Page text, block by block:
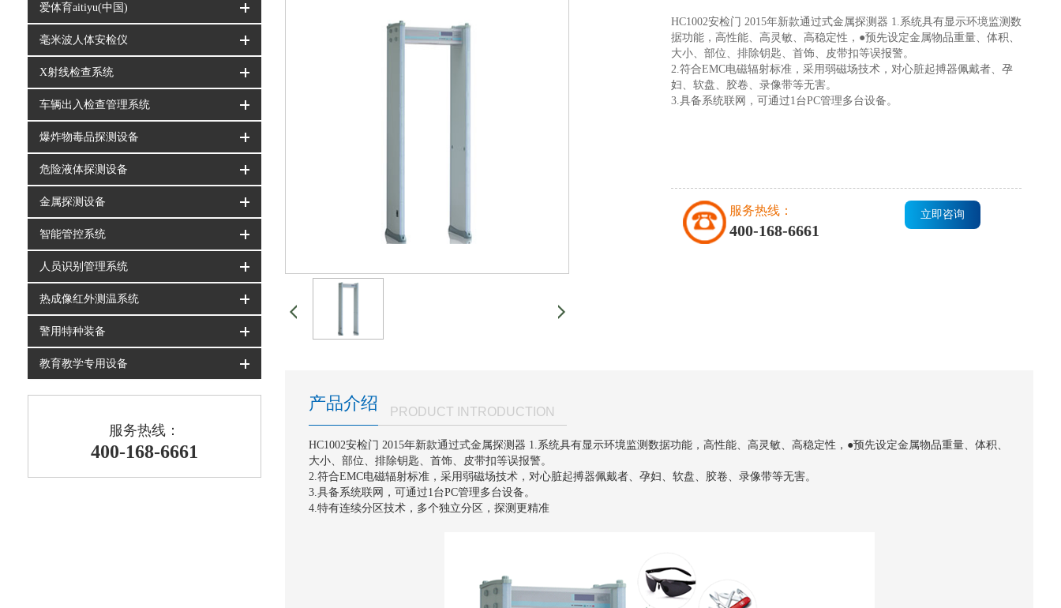
爱体育aitiyu(中国)
毫米波人体安检仪
X射线检查系统
车辆出入检查管理系统
爆炸物毒品探测设备
危险液体探测设备
金属探测设备
智能管控系统
人员识别管理系统
热成像红外测温系统
警用特种装备
教育教学专用设备
服务热线：
400-168-6661
HC1002安检门 2015年新款通过式金属探测器 1.系统具有显示环境监测数
据功能，高性能、高灵敏、高稳定性，●预先设定金属物品重量、体积、
大小、部位、排除钥匙、首饰、皮带扣等误报警。
2.符合EMC电磁辐射标准，采用弱磁场技术，对心脏起搏器佩戴者、孕
妇、软盘、胶卷、录像带等无害。
3.具备系统联网，可通过1台PC管理多台设备。
服务热线：
400-168-6661
立即咨询
产品介绍 PRODUCT INTRODUCTION
HC1002安检门 2015年新款通过式金属探测器 1.系统具有显示环境监测数据功能，高性能、高灵敏、高稳定性，●预先设定金属物品重量、体积、
大小、部位、排除钥匙、首饰、皮带扣等误报警。
2.符合EMC电磁辐射标准，采用弱磁场技术，对心脏起搏器佩戴者、孕妇、软盘、胶卷、录像带等无害。
3.具备系统联网，可通过1台PC管理多台设备。
4.特有连续分区技术，多个独立分区，探测更精准